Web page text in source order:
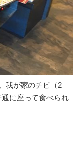
我が家のチビ（2
に座って食べられ